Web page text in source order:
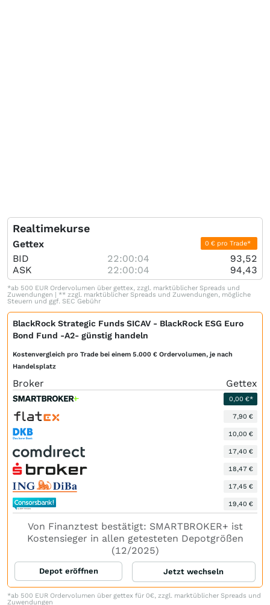
Realtimekurse
Gettex 0 € pro Trade*
BID 22:00:04
93,52
ASK
22:00:04 94,43
*ab 500 EUR Ordervolumen über gettex, zzgl. marktüblicher Spreads und
Zuwendungen | ** zzgl. marktüblicher Spreads und Zuwendungen, mögliche
Steuern und ggf. SEC Gebühr
BlackRock Strategic Funds SICAV - BlackRock ESG Euro
Bond Fund -A2- günstig handeln
Kostenvergleich pro Trade bei einem 5.000 € Ordervolumen, je nach
Handelsplatz
Broker Gettex
0,00 €*
7,90 €
10,00 €
17,40 €
18,47 €
17,45 €
19,40 €
Von Finanztest bestätigt: SMARTBROKER+ ist
Kostensieger in allen getesteten Depotgrößen
(12/2025)
Depot eröffnen Jetzt wechseln
*ab 500 EUR Ordervolumen über gettex für 0€, zzgl. marktüblicher Spreads und
Zuwendungen